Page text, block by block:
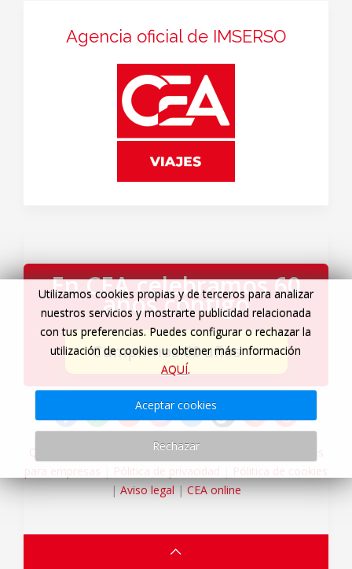
Agencia oficial de IMSERSO
En CEA celebramos 60
años contigo
Cumplimos 60 años→
Quiénes somos Servicios Viajes CEA
Agencia de viajes
para empresas
Pólitica de privacidad
Pólitica de cookies
|Aviso legal|CEA online
Utilizamos cookies propias y de terceros para analizar
nuestros servicios y mostrarte publicidad relacionada
con tus preferencias. Puedes configurar o rechazar la
utilización de cookies u obtener más información
AQUÍ.
Aceptar cookies
Rechazar